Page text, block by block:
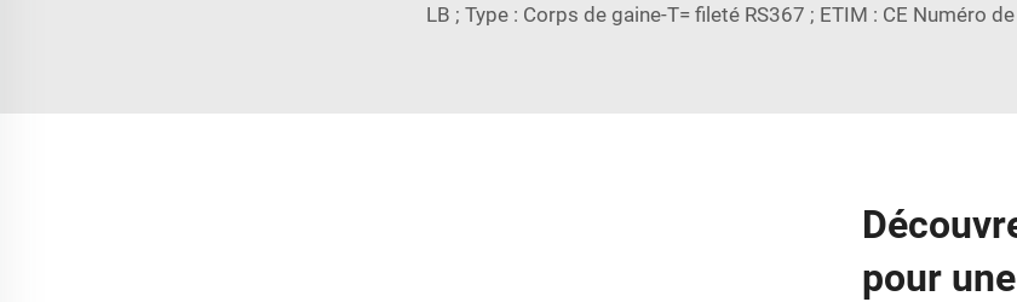
LB ; Type : Corps de gaine-T= fileté RS367 ; ETIM : CE Numéro
pour